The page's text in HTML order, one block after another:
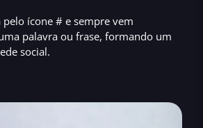
pelo ícone # e sempre vem
palavra ou frase, formando um
social.